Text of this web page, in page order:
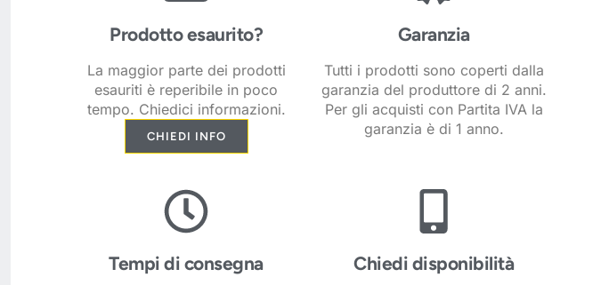
Prodotto esaurito?
La maggior parte dei prodotti
esauriti è reperibile in poco
tempo. Chiedici informazioni.
CHIEDI INFO
Garanzia
Tutti i prodotti sono coperti dalla
garanzia del produttore di 2 anni.
Per gli acquisti con Partita IVA la
garanzia è di 1 anno.
Tempi di consegna Chiedi disponibilità